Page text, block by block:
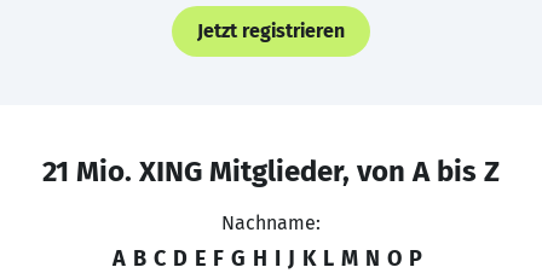
Jetzt registrieren
21 Mio. XING Mitglieder, von A bis Z
Nachname:
A B C D E F G H I J K L M N O P